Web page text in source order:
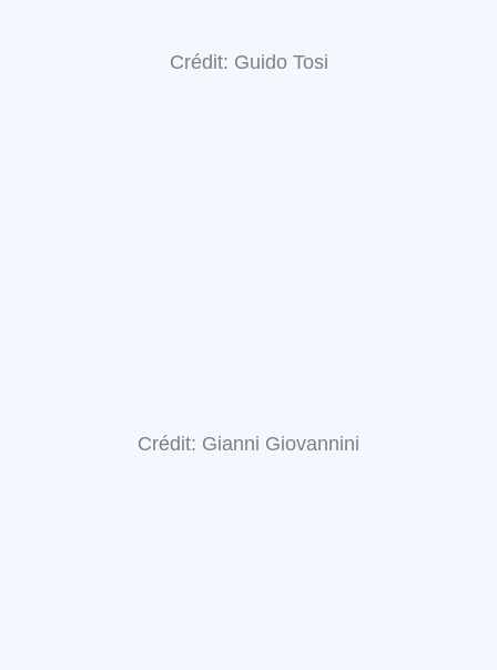
Crédit: Guido Tosi
Crédit: Gianni Giovannini